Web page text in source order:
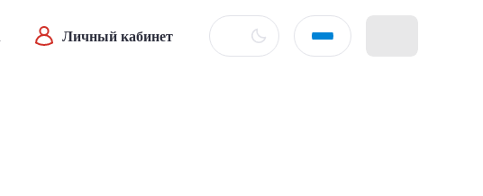
Личный кабинет